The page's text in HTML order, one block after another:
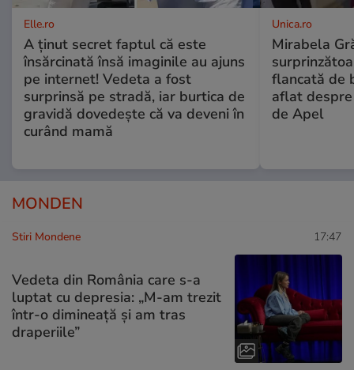
Elle.ro
A ținut secret faptul că este
însărcinată însă imaginile au ajuns
pe internet! Vedeta a fost
surprinsă pe stradă, iar burtica de
gravidă dovedește că va deveni în
curând mamă
Unica.ro
Mirabela
flancată de
aflat
de Apel
MONDEN
Stiri Mondene 17:47
Vedeta din România care s-a
luptat cu depresia: „M-am trezit
într-o dimineață și am tras
draperiile”